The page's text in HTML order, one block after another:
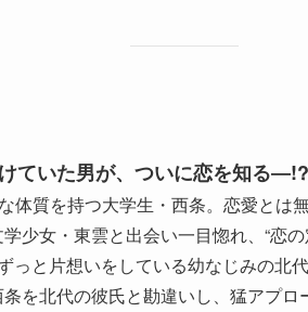
ていた男が、ついに恋を知る―!?
体質を持つ大学生・西条。恋愛と
少女・東雲と出会い一目惚れ、“恋
っと片想いをしている幼なじみの北
を北代の彼氏と勘違いし、猛アプ